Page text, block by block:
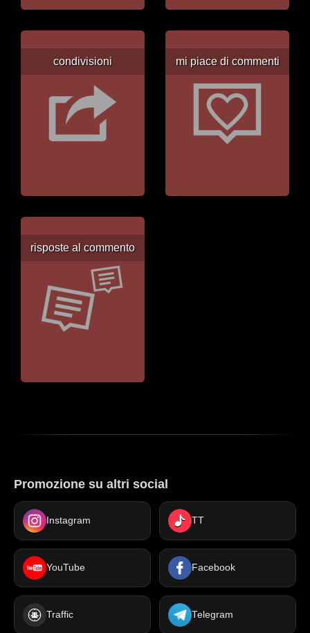
condivisioni mi piace di commenti
risposte al commento
Promozione su altri social
Instagram TT
YouTube Facebook
Traffic Telegram